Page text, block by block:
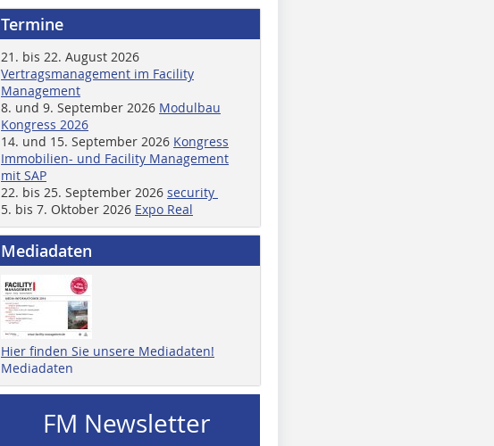
Termine
21. bis 22. August 2026
Vertragsmanagement im Facility
Management
8. und 9. September 2026 Modulbau
Kongress 2026
14. und 15. September 2026 Kongress
Immobilien- und Facility Management
mit SAP
22. bis 25. September 2026 security
5. bis 7. Oktober 2026 Expo Real
Mediadaten
Hier finden Sie unsere Mediadaten!
Mediadaten
FM Newsletter